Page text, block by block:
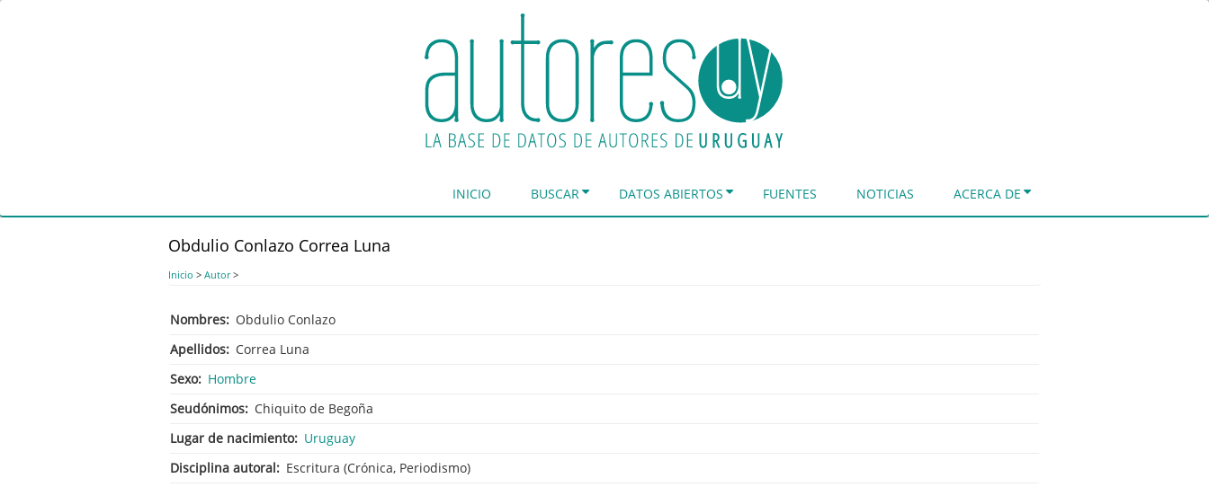
INICIO BUSCAR DATOS ABIERTOS FUENTES NOTICIAS ACERCA DE
Obdulio Conlazo Correa Luna
Inicio > Autor>
Nombres
Obdulio Conlazo
Apellidos
Correa Luna
Sexo
Hombre
Seudónimos
Chiquito de Begoña
Lugar de nacimiento
Uruguay
Disciplina autoral
Escritura (Crónica, Periodismo)